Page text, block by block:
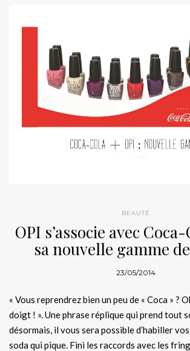
BEAUTÉ
OPI s’associe avec
sa nouvelle gamme
23/05/2014
« Vous reprendrez bien un peu de « Coca » ?
doigt ! ». Une phrase réplique qui prend tout
désormais, il vous sera possible d’habiller
soda qui pique. Fini les raccords avec les